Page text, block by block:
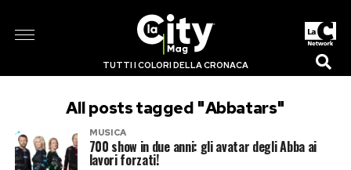
TUTTI I COLORI DELLA CRONACA
All posts tagged "Abbatars"
MUSICA
700 show in due anni: gli avatar degli Abba ai
lavori forzati!